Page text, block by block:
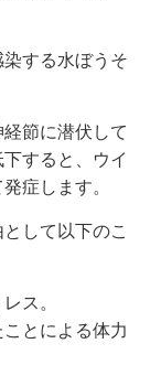
する水ぼうそ
節に潜伏して
すると、ウイ
症します。
して以下のこ
ス。
とによる体力